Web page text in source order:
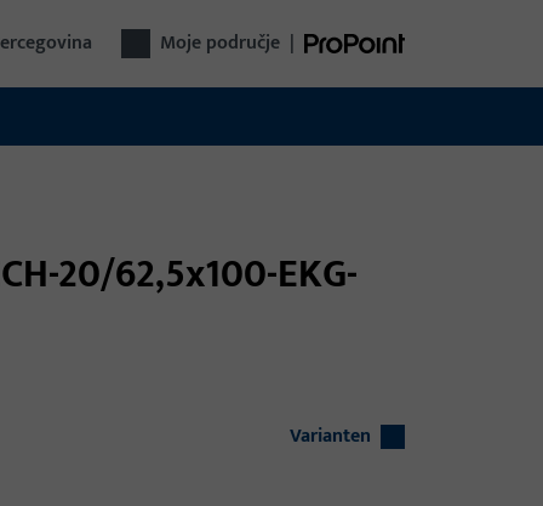
Moje područje |
20/62,5x100-EKG-
Varianten